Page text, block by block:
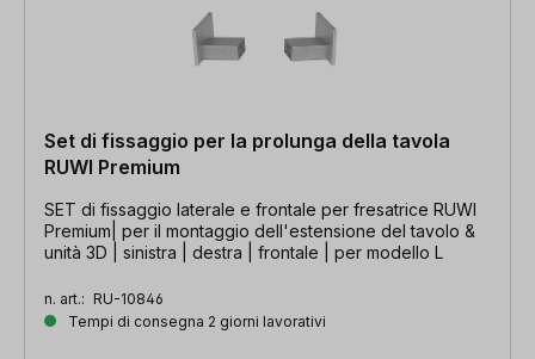
Set di fissaggio per la prolunga della tavola
RUWI Premium
SET di fissaggio laterale e frontale per fresatrice RUWI
Premium| per il montaggio dell'estensione del tavolo &
unità 3D | sinistra | destra | frontale | per modello L
n. art.: RU-10846
Tempi di consegna 2 giorni lavorativi